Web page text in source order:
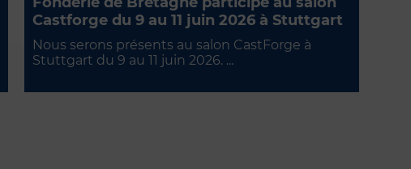
Castforge du 9 au 11 juin 2026 à Stuttgart
Nous serons présents au salon CastForge à
Stuttgart du 9 au 11 juin 2026. ...